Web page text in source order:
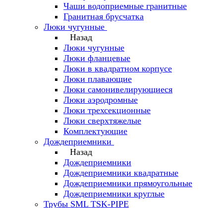
Чаши водоприемные гранитные
Гранитная брусчатка
Люки чугунные
Назад
Люки чугунные
Люки фланцевые
Люки в квадратном корпусе
Люки плавающие
Люки самонивелирующиеся
Люки аэродромные
Люки трехсекционные
Люки сверхтяжелые
Комплектующие
Дождеприемники
Назад
Дождеприемники
Дождеприемники квадратные
Дождеприемники прямоугольные
Дождеприемники круглые
Трубы SML TSK-PIPE